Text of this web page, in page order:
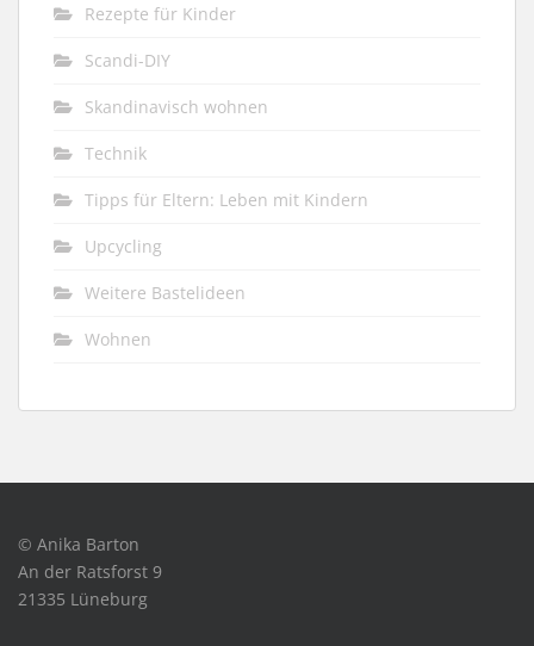
Rezepte für Kinder
Scandi-DIY
Skandinavisch wohnen
Technik
Tipps für Eltern: Leben mit Kindern
Upcycling
Weitere Bastelideen
Wohnen
© Anika Barton
An der Ratsforst 9
21335 Lüneburg